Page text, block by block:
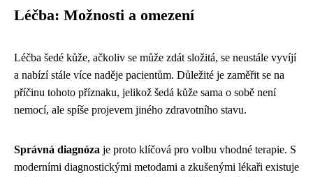
Léčba: Možnosti a omezení
Léčba šedé kůže, ačkoliv se může zdát složitá, se neustále vyvíjí
a nabízí stále více naděje pacientům. Důležité je zaměřit se na
příčinu tohoto příznaku, jelikož šedá kůže sama o sobě není
nemocí, ale spíše projevem jiného zdravotního stavu.
Správná diagnóza je proto klíčová pro volbu vhodné terapie. S
moderními diagnostickými metodami a zkušenými lékaři existuje